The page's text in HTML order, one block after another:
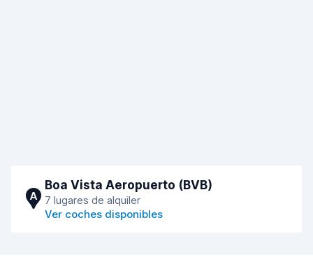
A
Boa Vista Aeropuerto (BVB)
7 lugares de alquiler
Ver coches disponibles